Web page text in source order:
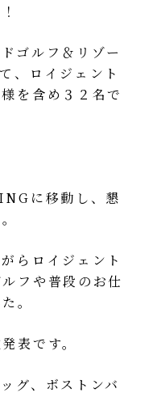
ゴルフ＆リゾー
、ロイジェント
を含め３２名で
に移動し、懇
らロイジェント
フや普段のお仕
。
表です。
グ、ボストンバ